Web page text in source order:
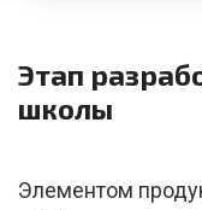
Этап
школы
Элементом